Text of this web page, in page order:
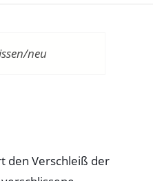
neu
den Verschleiß der